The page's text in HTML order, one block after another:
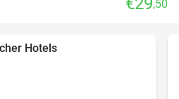
,50
Hotels